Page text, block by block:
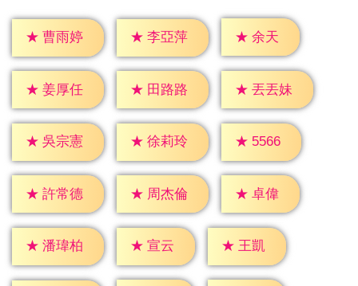
★ 曹雨婷 ★ 李亞萍 ★ 余天
★ 姜厚任 ★ 田路路 ★ 丟丟妹
★ 吳宗憲 ★ 徐莉玲 ★ 5566
★ 許常德 ★ 周杰倫 ★ 卓偉
★ 潘瑋柏 ★ 宣云 ★ 王凱